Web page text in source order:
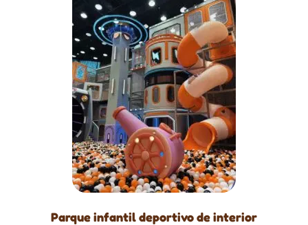
Parque infantil deportivo de interior